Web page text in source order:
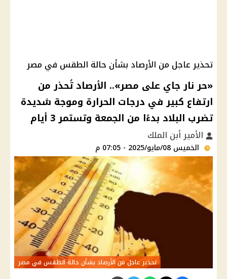
تحذير عاجل من الأرصاد بشأن حالة الطقس في مصر
«حر نار جاي على مصر».. الأرصاد تُحذر من
ارتفاع كبير في درجات الحرارة وموجة شديدة
تضرب البلاد بدءًا من الجمعة وتستمر 3 أيام
الأمير أبن الملك
الخميس 08/مايو/2025 - 07:05 م
تحذير عاجل من الأرصاد بشأن حالة الطقس في مصر